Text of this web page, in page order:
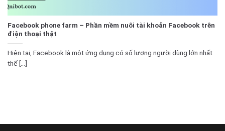
Facebook phone farm – Phần mềm nuôi tài khoản Facebook trên
điện thoại thật
Hiện tại, Facebook là một ứng dụng có số lượng người dùng lớn nhất
thế [...]